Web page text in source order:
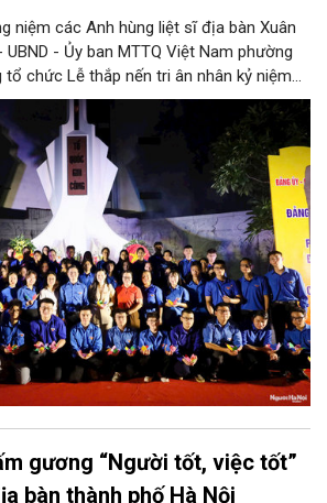
niệm các Anh hùng liệt sĩ địa bàn Xuân
- Ủy ban MTTQ Việt Nam phường
chức Lễ thắp nến tri ân nhân kỷ niệm
binh - Liệt sĩ (27/7/1947 - 27/7/2026).
cán bộ, đảng viên, đoàn viên thanh niên
bày tỏ lòng thành kính, biết ơn sâu
đã hy sinh vì độc lập, tự do của Tổ
truyền thống "Uống nước nhớ nguồn"
thiết thực.
gương “Người tốt, việc tốt”
bàn thành phố Hà Nội